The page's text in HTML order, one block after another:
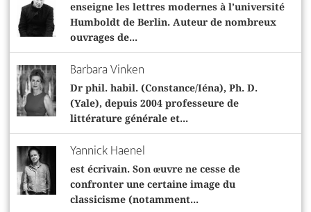
enseigne les lettres modernes à l’université
Humboldt de Berlin. Auteur de nombreux
ouvrages de...
Barbara Vinken
Dr phil. habil. (Constance/Iéna), Ph. D.
(Yale), depuis 2004 professeure de
littérature générale et...
Yannick Haenel
est écrivain. Son œuvre ne cesse de
confronter une certaine image du
classicisme (notamment...